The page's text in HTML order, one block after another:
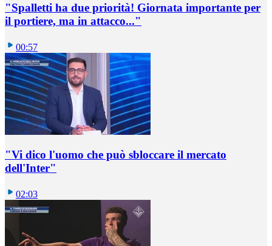
"Spalletti ha due priorità! Giornata importante per
il portiere, ma in attacco..."
00:57
"Vi dico l'uomo che può sbloccare il mercato
dell'Inter"
02:03